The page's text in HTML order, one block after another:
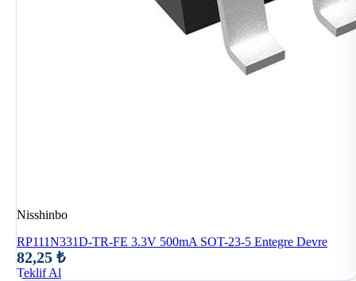
Nisshinbo
RP111N331D-TR-FE 3.3V 500mA SOT-23-5 Entegre Devre
82,25 ₺
Teklif Al